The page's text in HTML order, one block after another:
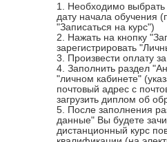
1. Необходимо
дату начала обучения
"Записаться на курс")
2. Нажать на кнопку
зарегистрировать
3. Произвести оплату
4. Заполнить раздел
"личном кабинете"
почтовый адрес с
загрузить диплом об
5. После заполнения
данные" Вы будете
дистанционный курс